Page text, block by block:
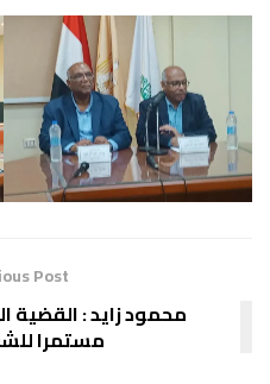
Post
محمود زايد : القضية
مستمرا